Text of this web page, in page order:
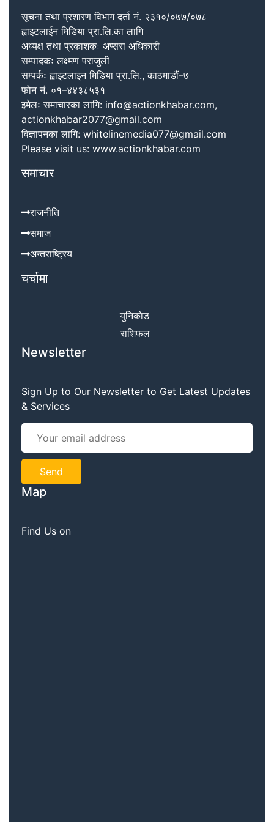
सूचना तथा प्रशारण विभाग दर्ता नं. २३१०/०७७/०७८
ह्वाइटलाईन मिडिया प्रा.लि.का लागि
अध्यक्ष तथा प्रकाशकः अप्सरा अधिकारी
सम्पादकः लक्ष्मण पराजुली
सम्पर्कः ह्वाइटलाइन मिडिया प्रा.लि., काठमाडौं–७
फोन नं. ०१–४४३८५३१
इमेलः समाचारका लागि: info@actionkhabar.com,
actionkhabar2077@gmail.com
विज्ञापनका लागि: whitelinemedia077@gmail.com
Please visit us: www.actionkhabar.com
समाचार
राजनीति
समाज
अन्तराष्ट्रिय
चर्चामा
युनिकाेड
राशिफल
Newsletter
Sign Up to Our Newsletter to Get Latest Updates
& Services
Map
Find Us on